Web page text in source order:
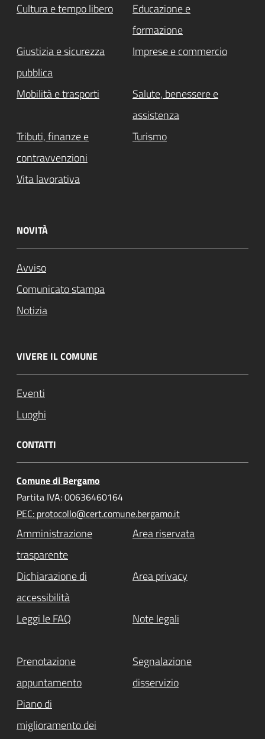
Cultura e tempo libero
Educazione e
formazione
Giustizia e sicurezza
pubblica
Imprese e commercio
Mobilità e trasporti
Salute, benessere e
assistenza
Tributi, finanze e
contravvenzioni
Turismo
Vita lavorativa
NOVITÀ
Avviso
Comunicato stampa
Notizia
VIVERE IL COMUNE
Eventi
Luoghi
CONTATTI
Comune di Bergamo
Partita IVA: 00636460164
PEC: protocollo@cert.comune.bergamo.it
Amministrazione
trasparente
Area riservata
Dichiarazione di
accessibilità
Area privacy
Leggi le FAQ Note legali
Prenotazione
appuntamento
Segnalazione
disservizio
Piano di
miglioramento dei